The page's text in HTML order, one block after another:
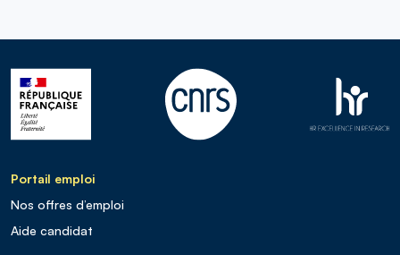
Portail emploi
Nos offres d’emploi
Aide candidat